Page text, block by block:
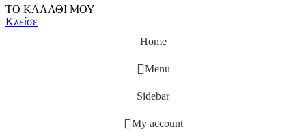
ΤΟ ΚΑΛΑΘΙ ΜΟΥ
Κλείσε
Home
Menu
Sidebar
My account